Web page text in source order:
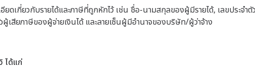
อียดเกี่ยวกับรายได้และภาษีที่ถูกหักไว้ เช่น ชื่อ-นามสกุลของผู้มีรายได้, เลขประจ
วผู้เสียภาษีของผู้จ่ายเงินได้ และลายเซ็นผู้มีอำนาจของบริษัท/ผู้ว่าจ้าง
ได้แก่